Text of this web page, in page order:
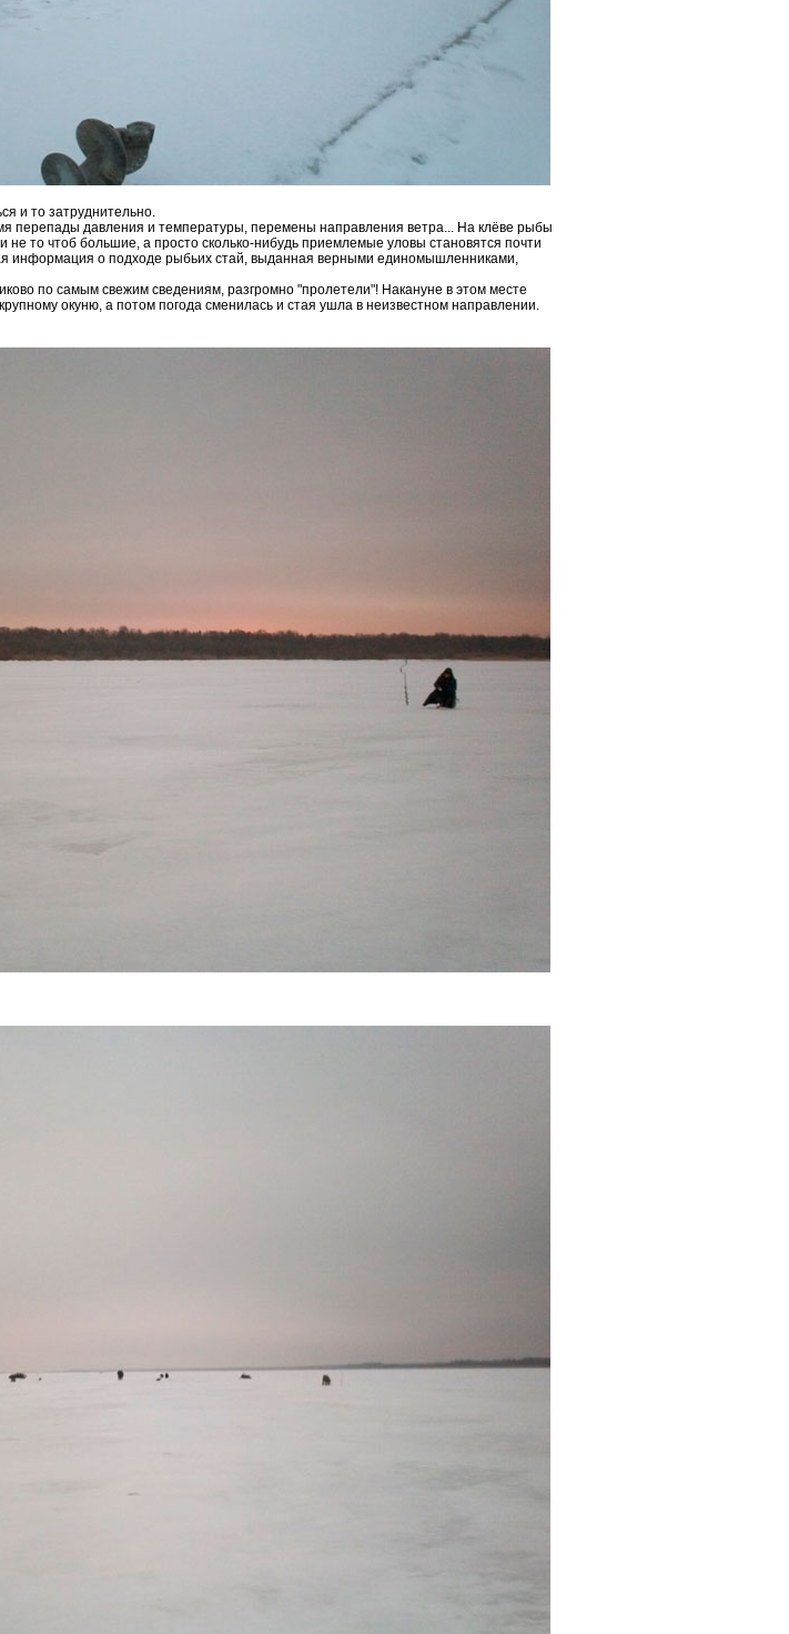
и то затруднительно.
перепады давления и температуры, перемены направления ветра... На клёве рыбы
не то чтоб большие, а просто сколько-нибудь приемлемые уловы становятся почти
информация о подходе рыбьих стай, выданная верными единомышленниками,
по самым свежим сведениям, разгромно "пролетели"! Накануне в этом месте
окуню, а потом погода сменилась и стая ушла в неизвестном направлении.